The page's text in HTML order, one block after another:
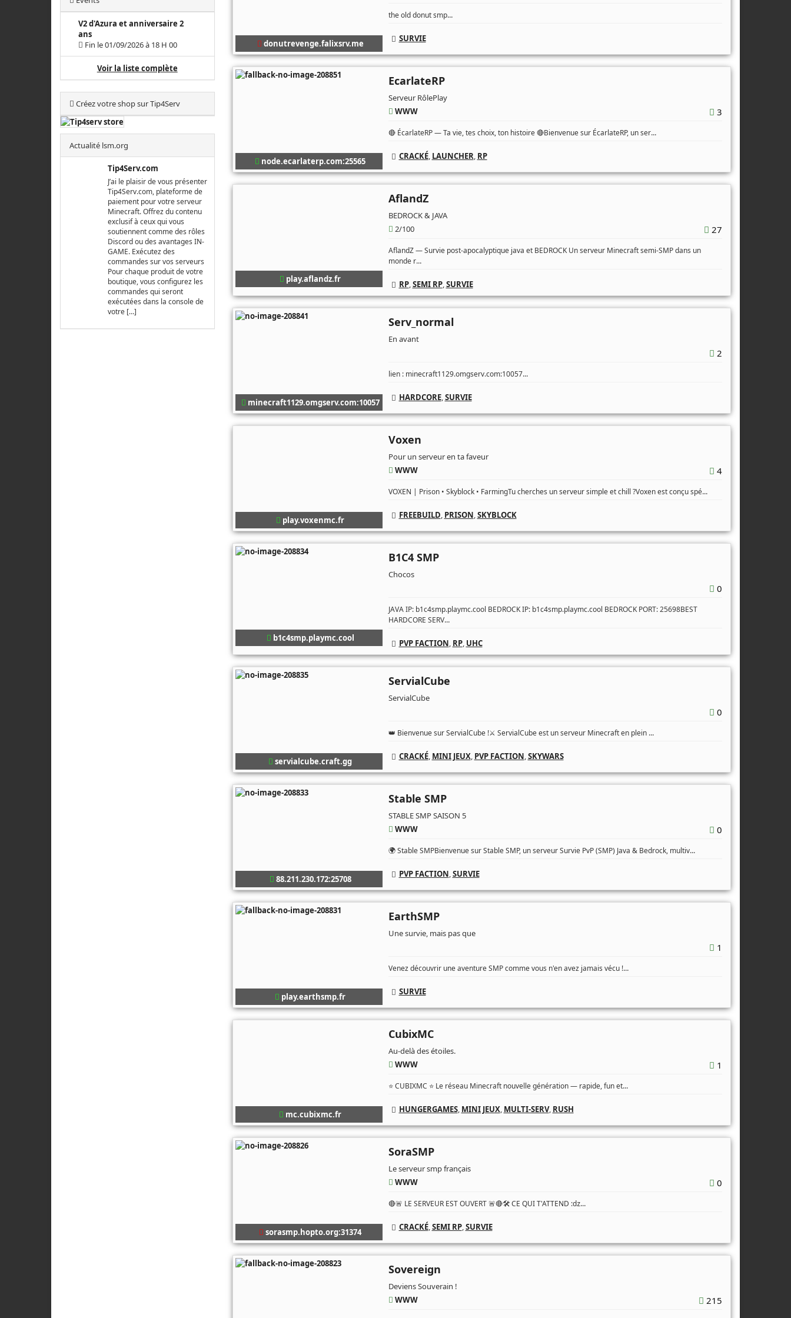
V2 d'Azura et anniversaire 2
ans
Fin le 01/09/2026 à 18 H 00
Voir la liste complète
Créez votre shop sur Tip4Serv
Actualité lsm.org
Tip4Serv.com
J’ai le plaisir de vous présenter
Tip4Serv.com, plateforme de
paiement pour votre serveur
Minecraft. Offrez du contenu
exclusif à ceux qui vous
soutiennent comme des rôles
Discord ou des avantages IN-
GAME. Exécutez des
commandes sur vos serveurs
Pour chaque produit de votre
boutique, vous configurez les
commandes qui seront
exécutées dans la console de
votre […]
donutrevenge.falixsrv.me
the old donut smp...
SURVIE
node.ecarlaterp.com:25565
EcarlateRP
Serveur RôlePlay
WWW
3
🔴 ÉcarlateRP — Ta vie, tes choix, ton histoire 🔴Bienvenue sur ÉcarlateRP, un ser...
CRACKÉ, LAUNCHER, RP
play.aflandz.fr
AflandZ
BEDROCK & JAVA
2/100
27
AflandZ — Survie post-apocalyptique java et BEDROCK Un serveur Minecraft semi-SMP dans un
monde r...
RP,SEMI RP,SURVIE
minecraft1129.omgserv.com:10057
Serv_normal
En avant
2
lien : minecraft1129.omgserv.com:10057...
HARDCORE,SURVIE
play.voxenmc.fr
Voxen
Pour un serveur en ta faveur
WWW
4
VOXEN | Prison • Skyblock • FarmingTu cherches un serveur simple et chill ?Voxen est conçu spé...
FREEBUILD, PRISON,SKYBLOCK
b1c4smp.playmc.cool
B1C4 SMP
Chocos
0
JAVA IP: b1c4smp.playmc.cool BEDROCK IP: b1c4smp.playmc.cool BEDROCK PORT: 25698BEST
HARDCORE SERV...
PVP FACTION, RP, UHC
servialcube.craft.gg
ServialCube
ServialCube
0
👑 Bienvenue sur ServialCube !⚔️ ServialCube est un serveur Minecraft en plein ...
CRACKÉ, MINI JEUX, PVP FACTION,SKYWARS
88.211.230.172:25708
Stable SMP
STABLE SMP SAISON 5
WWW
0
🌍 Stable SMPBienvenue sur Stable SMP, un serveur Survie PvP (SMP) Java & Bedrock, multiv...
PVP FACTION,SURVIE
play.earthsmp.fr
EarthSMP
Une survie, mais pas que
1
Venez découvrir une aventure SMP comme vous n'en avez jamais vécu !...
SURVIE
mc.cubixmc.fr
CubixMC
Au-delà des étoiles.
WWW
1
⭐ CUBIXMC ⭐ Le réseau Minecraft nouvelle génération — rapide, fun et...
HUNGERGAMES, MINI JEUX, MULTI-SERV, RUSH
sorasmp.hopto.org:31374
SoraSMP
Le serveur smp français
WWW
0
🔴🚨 LE SERVEUR EST OUVERT 🚨🔴🛠️ CE QUI T'ATTEND :ǳ...
CRACKÉ,SEMI RP,SURVIE
Sovereign
Deviens Souverain !
WWW
215